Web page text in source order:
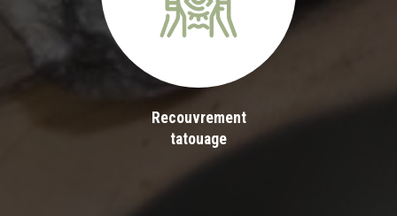
Recouvrement
tatouage